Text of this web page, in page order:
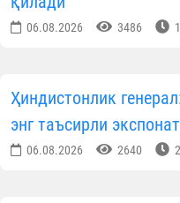
06.08.2026 3486
Ҳиндистонлик
энг таъсирли
06.08.2026 2640